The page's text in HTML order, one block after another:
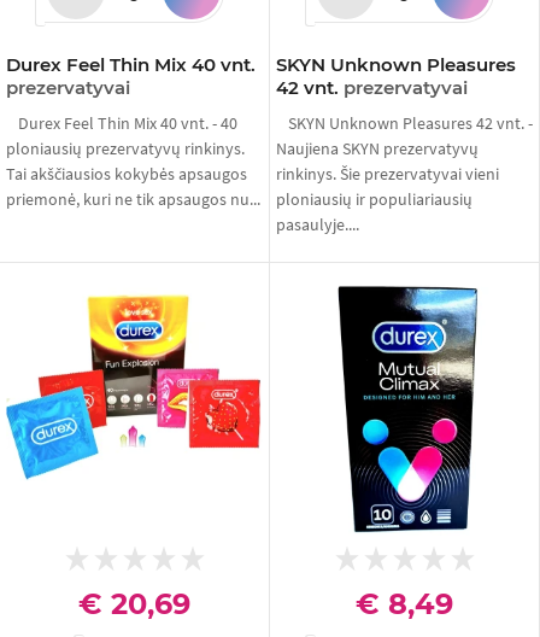
Durex Feel Thin Mix 40 vnt.
prezervatyvai
Durex Feel Thin Mix 40 vnt. - 40
ploniausių prezervatyvų rinkinys.
Tai akščiausios kokybės apsaugos
priemonė, kuri ne tik apsaugos nu...
SKYN Unknown Pleasures
42 vnt. prezervatyvai
SKYN Unknown Pleasures 42 vnt. -
Naujiena SKYN prezervatyvų
rinkinys. Šie prezervatyvai vieni
ploniausių ir populiariausių
pasaulyje....
€ 20,69 € 8,49